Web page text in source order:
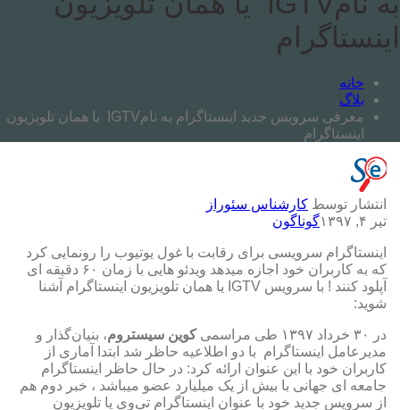
اینستاگرام
خانه
بلاگ
معرفی سرویس جدید اینستاگرام به نامIGTV یا همان تلویزیون
اینستاگرام
انتشار توسط کارشناس سئوراز
تیر ۴, ۱۳۹۷
گوناگون
اینستاگرام سرویسی برای رقابت با غول یوتیوب را رونمایی کرد
که به کاربران خود اجازه میدهد ویدئو هایی با زمان ۶۰ دقیقه ای
آپلود کنند ! با سرویس IGTV یا همان تلویزیون اینستاگرام آشنا
شوید:
در ۳۰ خرداد ۱۳۹۷ طی مراسمی کوین سیستروم، بنیان‌گذار و
مدیرعامل اینستاگرام با دو اطلاعیه حاظر شد ابتدا آماری از
کاربران خود با این عنوان ارائه کرد: در حال حاظر اینستاگرام
جامعه ای جهانی با بیش از یک میلیارد عضو میباشد ، خبر دوم هم
از سرویس جدید خود با عنوان اینستاگرام تی‌وی یا تلویزیون